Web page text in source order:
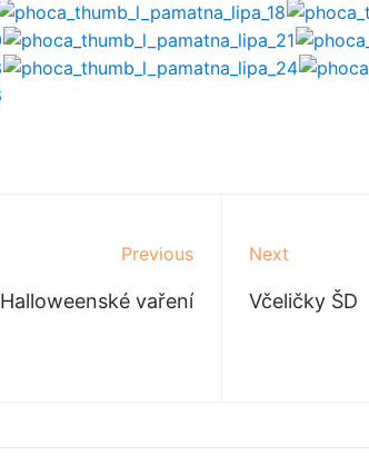
Previous
Halloweenské vaření
Next
Včeličky ŠD